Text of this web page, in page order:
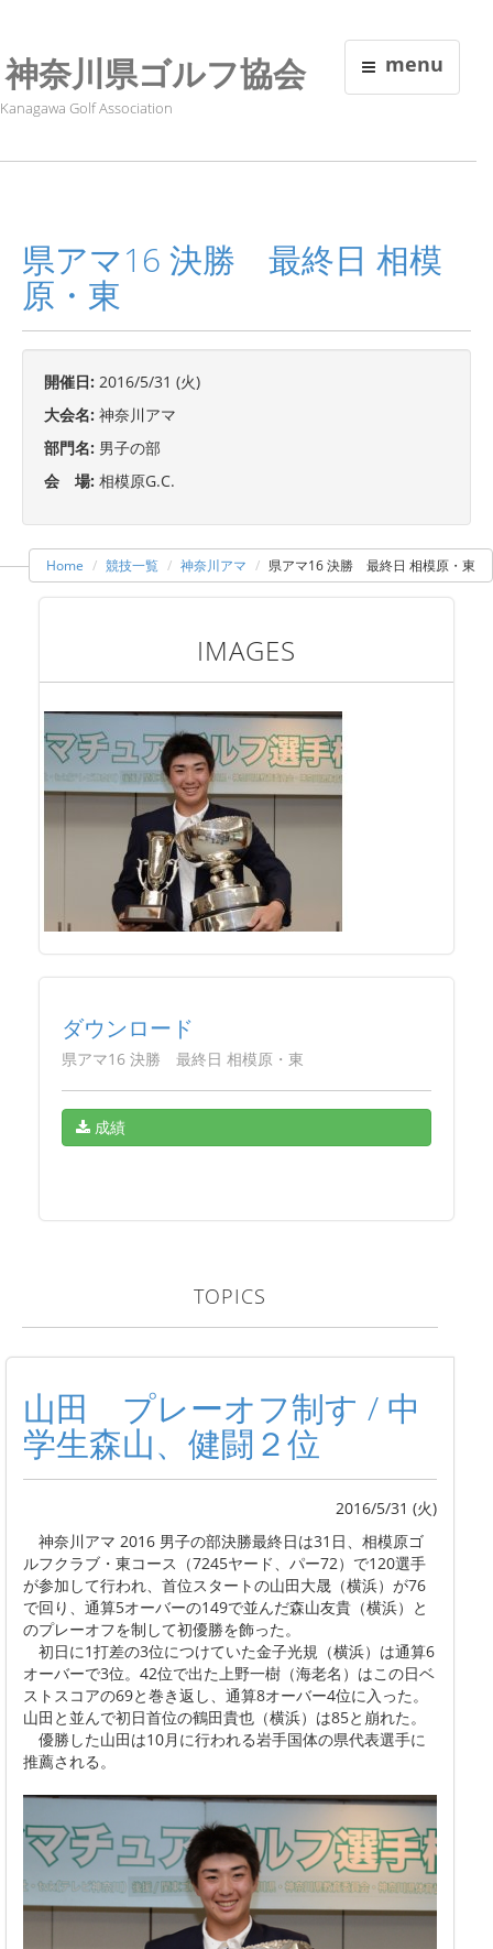
menu
神奈川県ゴルフ協会
Kanagawa Golf Association
県アマ16 決勝 最終日 相模
原・東
開催日: 2016/5/31 (火)
大会名: 神奈川アマ
部門名: 男子の部
会 場: 相模原G.C.
Home 競技一覧 神奈川アマ 県アマ16 決勝 最終日 相模原・東
IMAGES
ダウンロード
県アマ16 決勝 最終日 相模原・東
成績
TOPICS
山田 プレーオフ制す / 中
学生森山、健闘２位
2016/5/31 (火)
神奈川アマ 2016 男子の部決勝最終日は31日、相模原ゴ
ルフクラブ・東コース（7245ヤード、パー72）で120選手
が参加して行われ、首位スタートの山田大晟（横浜）が76
で回り、通算5オーバーの149で並んだ森山友貴（横浜）と
のプレーオフを制して初優勝を飾った。
初日に1打差の3位につけていた金子光規（横浜）は通算6
オーバーで3位。42位で出た上野一樹（海老名）はこの日ベ
ストスコアの69と巻き返し、通算8オーバー4位に入った。
山田と並んで初日首位の鶴田貴也（横浜）は85と崩れた。
優勝した山田は10月に行われる岩手国体の県代表選手に
推薦される。